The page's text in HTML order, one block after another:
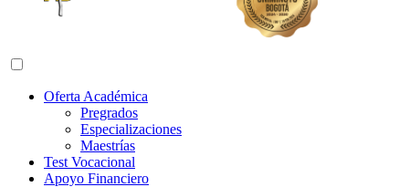
Abrir menú de navegación
Oferta Académica
Pregrados
Especializaciones
Maestrías
Test Vocacional
Apoyo Financiero